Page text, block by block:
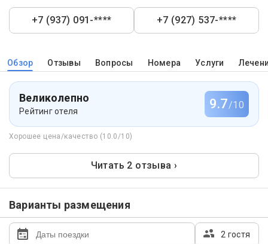
+7 (937) 091-**** +7 (927) 537-****
Обзор Отзывы Вопросы Номера Услуги
Великолепно
Рейтинг отеля 9.7/10
Хорошее цена/качество (10.0/10)
Читать 2 отзыва ›
Варианты размещения
2 гостя